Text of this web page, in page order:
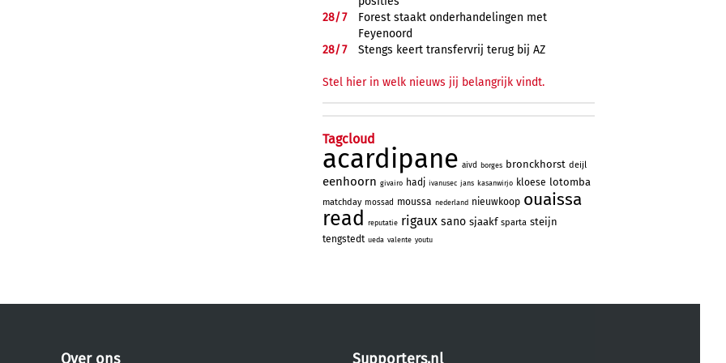
28/7
Forest staakt onderhandelingen met
Feyenoord
28/7 Stengs keert transfervrij terug bij AZ
Stel hier in welk nieuws jij belangrijk vindt.
Tagcloud
acardipane aivd borges bronckhorst deijl
eenhoorn givairo hadj ivanusec jans kasanwirjo kloese lotomba
matchday mossad moussa nederland nieuwkoop ouaissa
read reputatie rigaux sano sjaakf sparta steijn
tengstedt ueda valente youtu
Over ons Supporters.nl